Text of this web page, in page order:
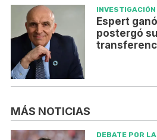
Espert
postergó
MÁS NOTICIAS
DEBATE POR